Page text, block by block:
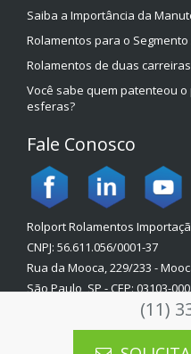
Saiba a Importância da
Rolamentos para o Segmento
Rolamentos de duas
Você sabe quem patenteou
esferas?
Fale Conosco
Rolport Rolamentos
CNPJ: 56.611.056/0001-37
Rua da Mooca, 229/233 -
São Paulo, SP - CEP: 03103-000
Política de Privacidade
(11)